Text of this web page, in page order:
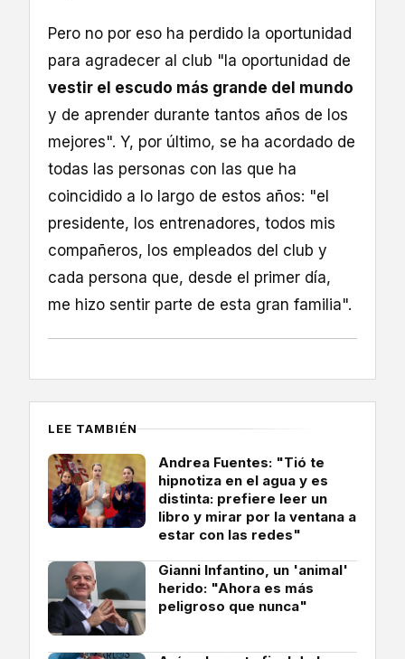
Pero no por eso ha perdido la oportunidad
para agradecer al club "la oportunidad de
vestir el escudo más grande del mundo
y de aprender durante tantos años de los
mejores". Y, por último, se ha acordado de
todas las personas con las que ha
coincidido a lo largo de estos años: "el
presidente, los entrenadores, todos mis
compañeros, los empleados del club y
cada persona que, desde el primer día,
me hizo sentir parte de esta gran familia".
LEE TAMBIÉN
Andrea Fuentes: "Tió te
hipnotiza en el agua y es
distinta: prefiere leer un
libro y mirar por la ventana a
estar con las redes"
Gianni Infantino, un 'animal'
herido: "Ahora es más
peligroso que nunca"